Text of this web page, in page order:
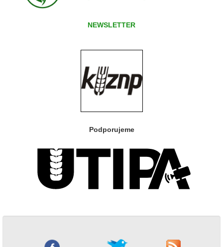
NEWSLETTER
Podporujeme